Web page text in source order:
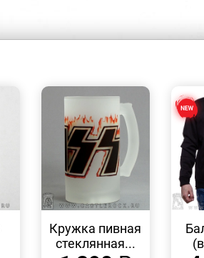
Кружка пивная
стеклянная...